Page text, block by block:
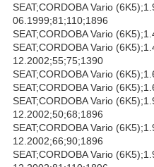
SEAT;CORDOBA Vario
06.1999;81;110;1896
SEAT;CORDOBA Vario
SEAT;CORDOBA Vario
12.2002;55;75;1390
SEAT;CORDOBA Vario
SEAT;CORDOBA Vario
SEAT;CORDOBA Vario
12.2002;50;68;1896
SEAT;CORDOBA Vario
12.2002;66;90;1896
SEAT;CORDOBA Vario